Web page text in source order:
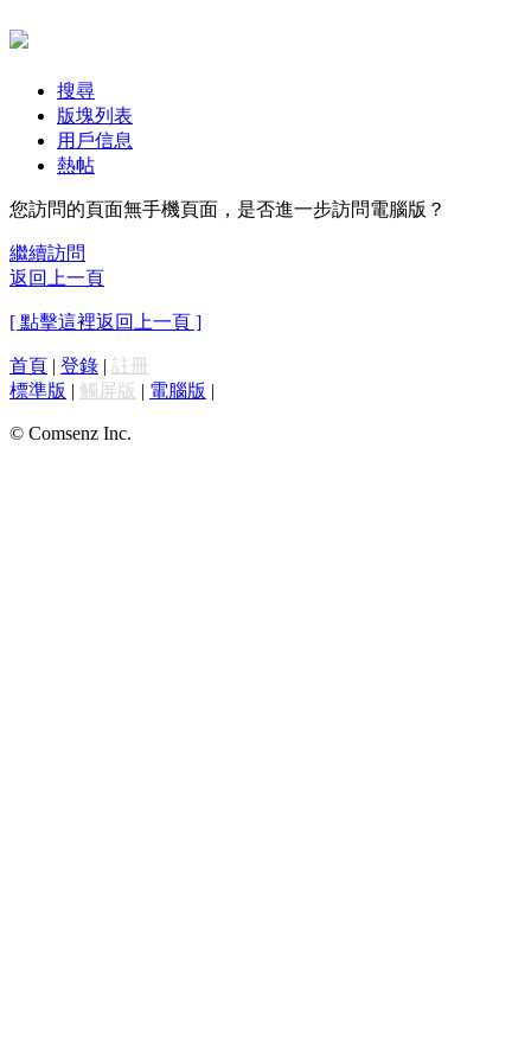
搜尋
版塊列表
用戶信息
熱帖
您訪問的頁面無手機頁面，是否進一步訪問電腦版？
繼續訪問
返回上一頁
[ 點擊這裡返回上一頁 ]
首頁 | 登錄 | 註冊
標準版 | 觸屏版 | 電腦版 |
© Comsenz Inc.